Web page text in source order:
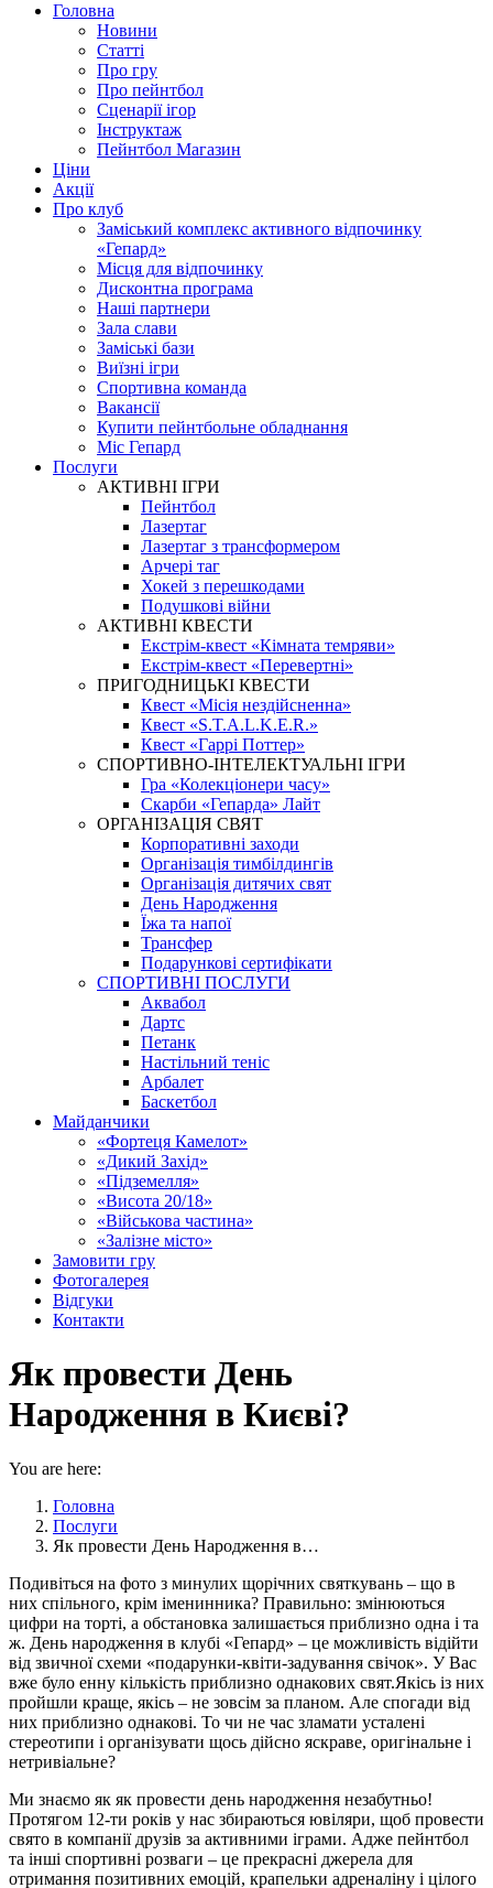
Головна
Новини
Статті
Про гру
Про пейнтбол
Сценарії ігор
Інструктаж
Пейнтбол Магазин
Ціни
Акції
Про клуб
Заміський комплекс активного відпочинку
«Гепард»
Місця для відпочинку
Дисконтна програма
Наші партнери
Зала слави
Заміські бази
Виїзні ігри
Спортивна команда
Вакансії
Купити пейнтбольне обладнання
Міс Гепард
Послуги
АКТИВНІ ІГРИ
Пейнтбол
Лазертаг
Лазертаг з трансформером
Арчері таг
Хокей з перешкодами
Подушкові війни
АКТИВНІ КВЕСТИ
Екстрім-квест «Кімната темряви»
Екстрім-квест «Перевертні»
ПРИГОДНИЦЬКІ КВЕСТИ
Квест «Місія нездійсненна»
Квест «S.T.A.L.K.E.R.»
Квест «Гаррі Поттер»
СПОРТИВНО-ІНТЕЛЕКТУАЛЬНІ ІГРИ
Гра «Колекціонери часу»
Скарби «Гепарда» Лайт
ОРГАНІЗАЦІЯ СВЯТ
Корпоративні заходи
Організація тимбілдингів
Організація дитячих свят
День Народження
Їжа та напої
Трансфер
Подарункові сертифікати
СПОРТИВНІ ПОСЛУГИ
Аквабол
Дартс
Петанк
Настільний теніс
Арбалет
Баскетбол
Майданчики
«Фортеця Камелот»
«Дикий Захід»
«Підземелля»
«Висота 20/18»
«Військова частина»
«Залізне місто»
Замовити гру
Фотогалерея
Відгуки
Контакти
Як провести День
Народження в Києві?
You are here:
Головна
Послуги
Як провести День Народження в…
Подивіться на фото з минулих щорічних святкувань – що в
них спільного, крім іменинника? Правильно: змінюються
цифри на торті, а обстановка залишається приблизно одна і та
ж. День народження в клубі «Гепард» – це можливість відійти
від звичної схеми «подарунки-квіти-задування свічок». У Вас
вже було енну кількість приблизно однакових свят.Якісь із них
пройшли краще, якісь – не зовсім за планом. Але спогади від
них приблизно однакові. То чи не час зламати усталені
стереотипи і організувати щось дійсно яскраве, оригінальне і
нетривіальне?
Ми знаємо як як провести день народження незабутньо!
Протягом 12-ти років у нас збираються ювіляри, щоб провести
свято в компанії друзів за активними іграми. Адже пейнтбол
та інші спортивні розваги – це прекрасні джерела для
отримання позитивних емоцій, крапельки адреналіну і цілого